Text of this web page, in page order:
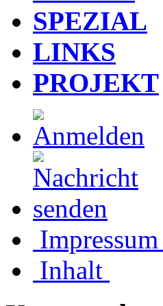
SPEZIAL
LINKS
PROJEKT
Impressum
Inhalt